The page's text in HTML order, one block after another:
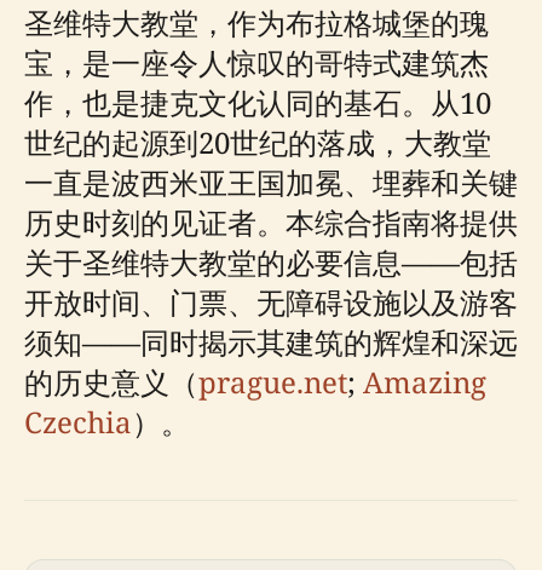
圣维特大教堂，作为布拉格城堡的瑰
宝，是一座令人惊叹的哥特式建筑杰
作，也是捷克文化认同的基石。从10
世纪的起源到20世纪的落成，大教堂
一直是波西米亚王国加冕、埋葬和关键
历史时刻的见证者。本综合指南将提供
关于圣维特大教堂的必要信息——包括
开放时间、门票、无障碍设施以及游客
须知——同时揭示其建筑的辉煌和深远
的历史意义（prague.net; Amazing
Czechia）。